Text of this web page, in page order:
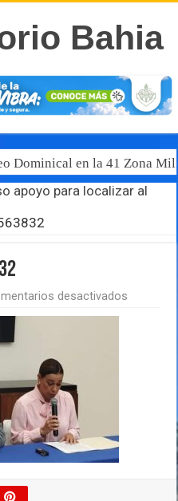
Dominical en la 41 Zona
apoyo para localizar al
desactivados